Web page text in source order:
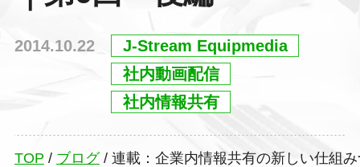
2014.10.22
J-Stream Equipmedia
社内動画配信
社内情報共有
TOP / ブログ/ 連載：企業内情報共有の新しい仕組